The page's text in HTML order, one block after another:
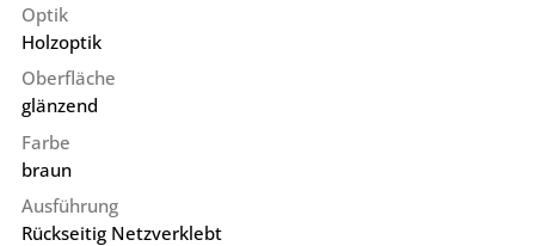
Optik
Holzoptik
Oberfläche
glänzend
Farbe
braun
Ausführung
Rückseitig Netzverklebt